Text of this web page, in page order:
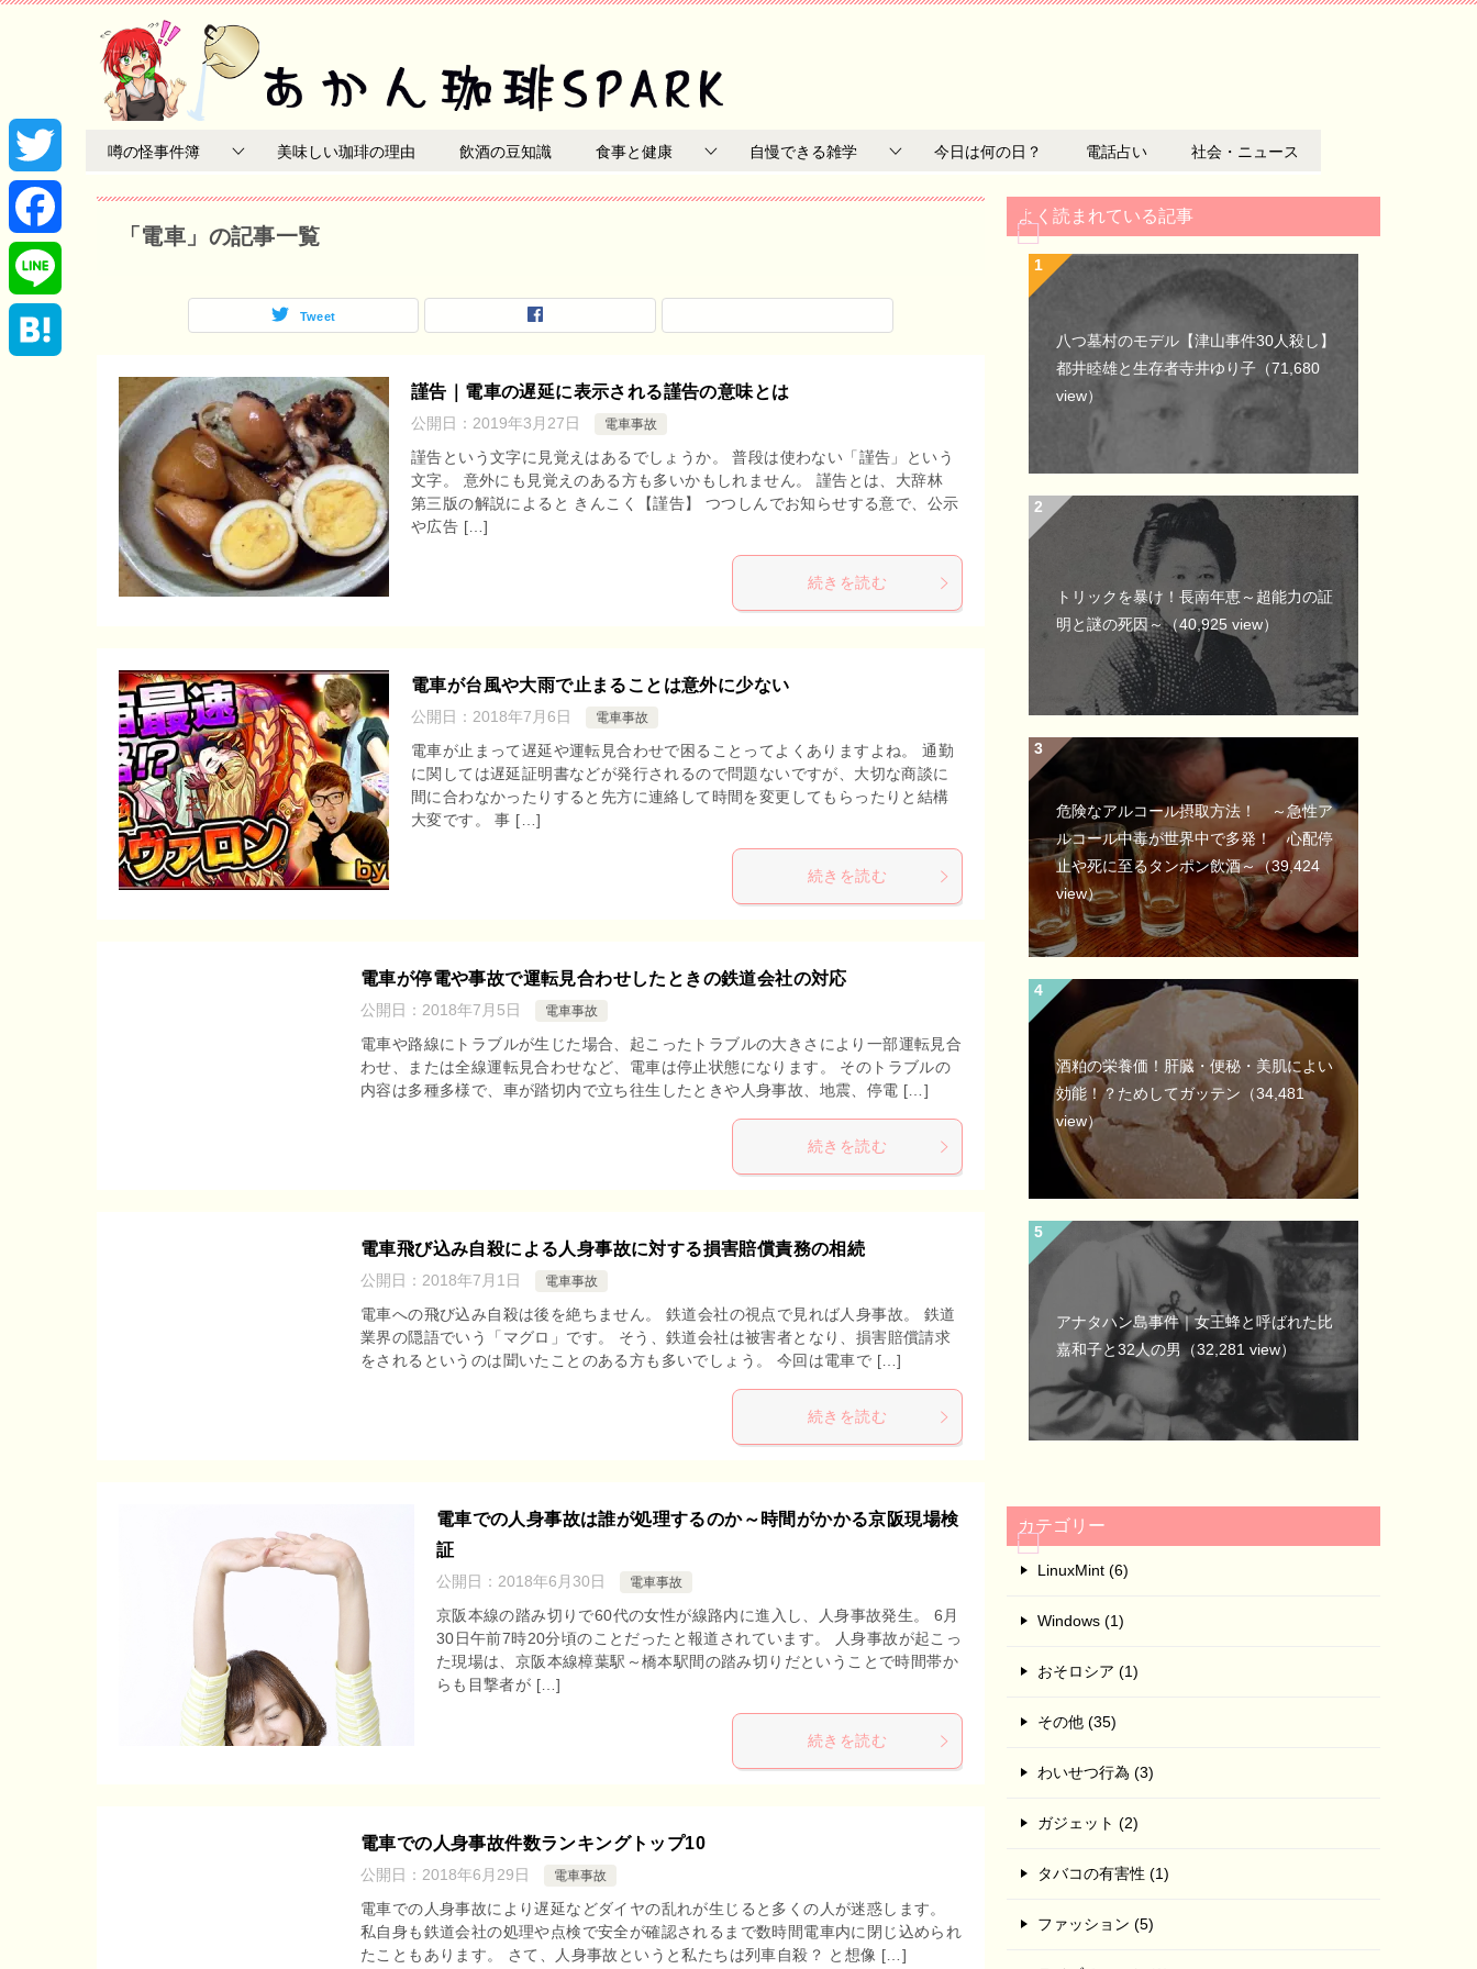
噂の怪事件簿 美味しい珈琲の理由 飲酒の豆知識 食事と健康 自慢できる雑学 今日は何の日？ 電話占い 社会・ニュース
「電車」の記事一覧
Tweet
謹告｜電車の遅延に表示される謹告の意味とは
公開日： 2019年3月27日 電車事故
謹告という文字に見覚えはあるでしょうか。 普段は使わない「謹告」という
文字。 意外にも見覚えのある方も多いかもしれません。 謹告とは、大辞林
第三版の解説によると きんこく【謹告】 つつしんでお知らせする意で、公示
や広告 […]
続きを読む
電車が台風や大雨で止まることは意外に少ない
公開日： 2018年7月6日 電車事故
電車が止まって遅延や運転見合わせで困ることってよくありますよね。 通勤
に関しては遅延証明書などが発行されるので問題ないですが、大切な商談に
間に合わなかったりすると先方に連絡して時間を変更してもらったりと結構
大変です。 事 […]
続きを読む
電車が停電や事故で運転見合わせしたときの鉄道会社の対応
公開日： 2018年7月5日 電車事故
電車や路線にトラブルが生じた場合、起こったトラブルの大きさにより一部運転見合
わせ、または全線運転見合わせなど、電車は停止状態になります。 そのトラブルの
内容は多種多様で、車が踏切内で立ち往生したときや人身事故、地震、停電 […]
続きを読む
電車飛び込み自殺による人身事故に対する損害賠償責務の相続
公開日： 2018年7月1日 電車事故
電車への飛び込み自殺は後を絶ちません。 鉄道会社の視点で見れば人身事故。 鉄道
業界の隠語でいう「マグロ」です。 そう、鉄道会社は被害者となり、損害賠償請求
をされるというのは聞いたことのある方も多いでしょう。 今回は電車で […]
続きを読む
電車での人身事故は誰が処理するのか～時間がかかる京阪現場検
証
公開日： 2018年6月30日 電車事故
京阪本線の踏み切りで60代の女性が線路内に進入し、人身事故発生。 6月
30日午前7時20分頃のことだったと報道されています。 人身事故が起こっ
た現場は、京阪本線樟葉駅～橋本駅間の踏み切りだということで時間帯か
らも目撃者が […]
続きを読む
電車での人身事故件数ランキングトップ10
公開日： 2018年6月29日 電車事故
電車での人身事故により遅延などダイヤの乱れが生じると多くの人が迷惑します。
私自身も鉄道会社の処理や点検で安全が確認されるまで数時間電車内に閉じ込められ
たこともあります。 さて、人身事故というと私たちは列車自殺？ と想像 […]
よく読まれている記事
八つ墓村のモデル【津山事件30人殺し】
都井睦雄と生存者寺井ゆり子 （71,680
view）
トリックを暴け！長南年恵～超能力の証
明と謎の死因～（40,925 view）
危険なアルコール摂取方法！ ～急性ア
ルコール中毒が世界中で多発！ 心配停
止や死に至るタンポン飲酒～（39,424
view）
酒粕の栄養価！肝臓・便秘・美肌によい
効能！？ためしてガッテン （34,481
view）
アナタハン島事件｜女王蜂と呼ばれた比
嘉和子と32人の男（32,281 view）
カテゴリー
LinuxMint (6)
Windows (1)
おそロシア (1)
その他 (35)
わいせつ行為 (3)
ガジェット (2)
タバコの有害性 (1)
ファッション (5)
T
w
i
t
F
a